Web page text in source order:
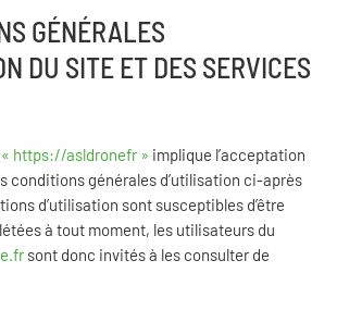
GÉNÉRALES
DU SITE ET DES SERVICES
« https://asldronefr » implique l’acceptation
conditions générales d’utilisation ci-après
d’utilisation sont susceptibles d’être
à tout moment, les utilisateurs du
sont donc invités à les consulter de